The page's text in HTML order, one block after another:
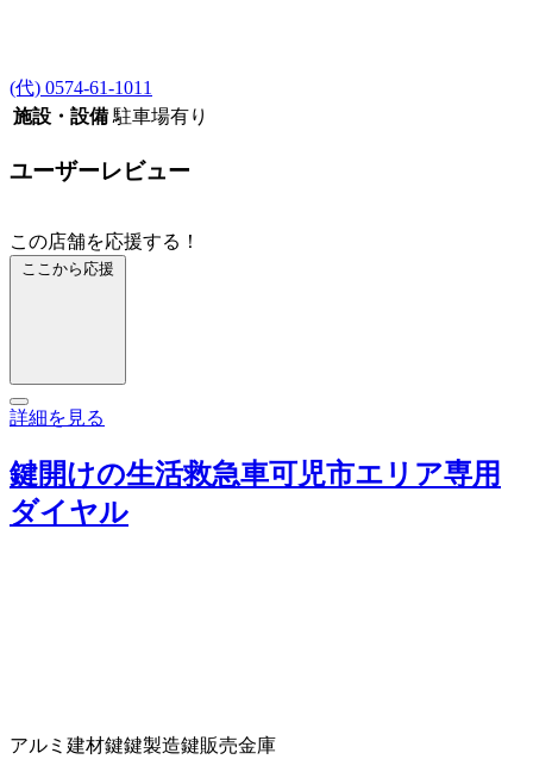
(代) 0574-61-1011
施設・設備 駐車場有り
ユーザーレビュー
この店舗を応援する！
ここから応援
詳細を見る
鍵開けの生活救急車可児市エリア専用
ダイヤル
アルミ建材鍵鍵製造鍵販売金庫